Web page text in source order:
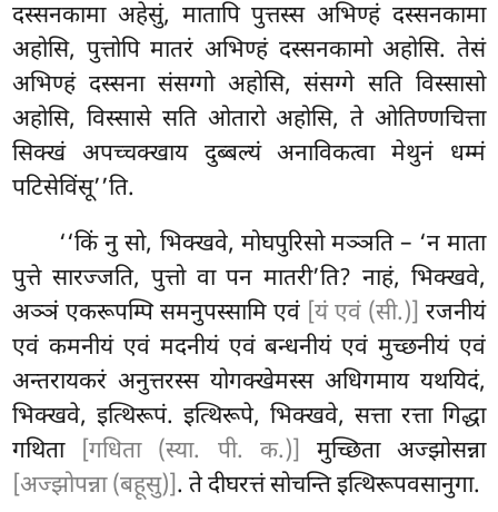
दस्सनकामा अहेसुं, मातापि पुत्तस्स अभिण्हं दस्सनकामा
अहोसि, पुत्तोपि मातरं अभिण्हं दस्सनकामो अहोसि. तेसं
अभिण्हं दस्सना संसग्गो अहोसि, संसग्गे सति विस्सासो
अहोसि, विस्सासे सति ओतारो अहोसि, ते ओतिण्णचित्ता
सिक्खं अपच्चक्खाय दुब्बल्यं अनाविकत्वा मेथुनं धम्मं
पटिसेविंसू’’ति.
‘‘किं नु सो, भिक्खवे, मोघपुरिसो मञ्ञति – ‘न माता
पुत्ते सारज्जति, पुत्तो वा पन मातरी’ति? नाहं, भिक्खवे,
अञ्ञं एकरूपम्पि समनुपस्सामि एवं [यं एवं (सी.)] रजनीयं
एवं कमनीयं एवं मदनीयं एवं बन्धनीयं एवं मुच्छनीयं एवं
अन्तरायकरं अनुत्तरस्स योगक्खेमस्स अधिगमाय यथयिदं,
भिक्खवे, इत्थिरूपं. इत्थिरूपे, भिक्खवे, सत्ता रत्ता गिद्धा
गथिता
[गधिता (स्या. पी. क.)] मुच्छिता अज्झोसन्ना
[अज्झोपन्ना (बहूसु)]. ते दीघरत्तं सोचन्ति इत्थिरूपवसानुगा.